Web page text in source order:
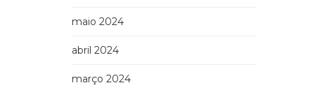
maio 2024
abril 2024
março 2024